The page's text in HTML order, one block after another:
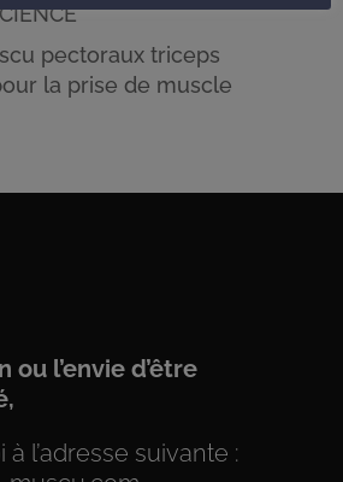
pectoraux triceps
la prise de muscle
ou l’envie d’être
l’adresse suivante :